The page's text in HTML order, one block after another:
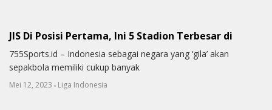
JIS Di Posisi Pertama, Ini 5 Stadion Terbesar di
755Sports.id – Indonesia sebagai negara yang ‘gila’ akan
sepakbola memiliki cukup banyak
Mei 12, 2023 - Liga Indonesia